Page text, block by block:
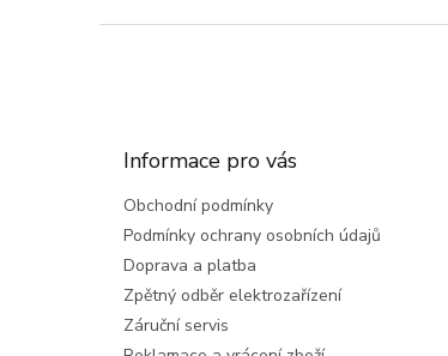
Informace pro vás
Obchodní podmínky
Podmínky ochrany osobních údajů
Doprava a platba
Zpětný odběr elektrozařízení
Záruční servis